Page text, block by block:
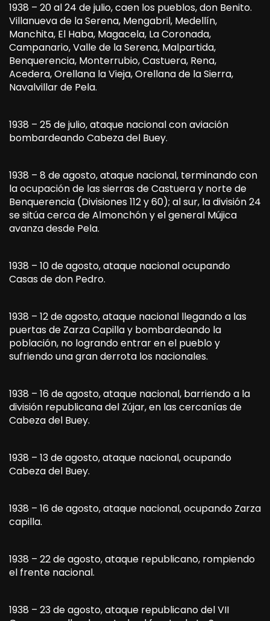
1938 – 20 al 24 de julio, caen los pueblos, don Benito.
Villanueva de la Serena, Mengabril, Medellín,
Manchita, El Haba, Magacela, La Coronada,
Campanario, Valle de la Serena, Malpartida,
Benquerencia, Monterrubio, Castuera, Rena,
Acedera, Orellana la Vieja, Orellana de la Sierra,
Navalvillar de Pela.
1938 – 25 de julio, ataque nacional con aviación
bombardeando Cabeza del Buey.
1938 – 8 de agosto, ataque nacional, terminando con
la ocupación de las sierras de Castuera y norte de
Benquerencia (Divisiones 112 y 60); al sur, la división 24
se sitúa cerca de Almonchón y el general Mújica
avanza desde Pela.
1938 – 10 de agosto, ataque nacional ocupando
Casas de don Pedro.
1938 – 12 de agosto, ataque nacional llegando a las
puertas de Zarza Capilla y bombardeando la
población, no logrando entrar en el pueblo y
sufriendo una gran derrota los nacionales.
1938 – 16 de agosto, ataque nacional, barriendo a la
división republicana del Zújar, en las cercanías de
Cabeza del Buey.
1938 – 13 de agosto, ataque nacional, ocupando
Cabeza del Buey.
1938 – 16 de agosto, ataque nacional, ocupando Zarza
capilla.
1938 – 22 de agosto, ataque republicano, rompiendo
el frente nacional.
1938 – 23 de agosto, ataque republicano del VII